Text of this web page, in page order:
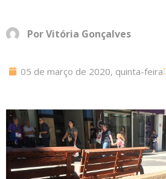
PorVitória Gonçalves
05 de março de 2020, quinta-feira